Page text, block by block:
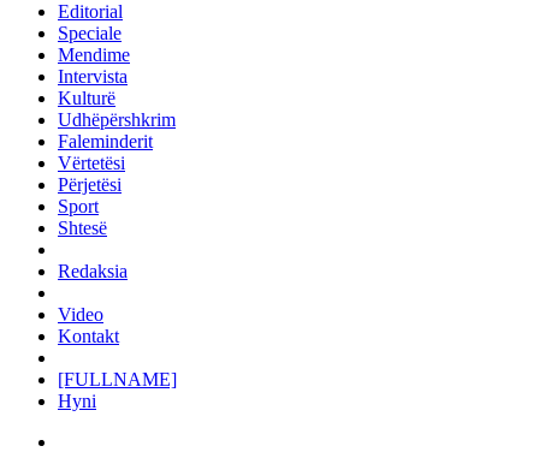
Editorial
Speciale
Mendime
Intervista
Kulturë
Udhëpërshkrim
Faleminderit
Vërtetësi
Përjetësi
Sport
Shtesë
Redaksia
Video
Kontakt
[FULLNAME]
Hyni